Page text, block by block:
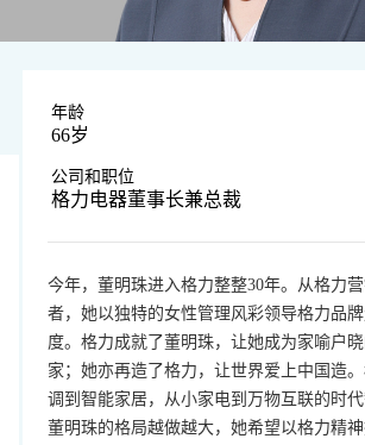
年龄
66岁
公司和职位
格力电器董事长兼总裁
今年，董明珠进入格力整整30年。从格力
者，她以独特的女性管理风彩领导格力品
度。格力成就了董明珠，让她成为家喻户
家；她亦再造了格力，让世界爱上中国造
调到智能家居，从小家电到万物互联的时代
董明珠的格局越做越大，她希望以格力精